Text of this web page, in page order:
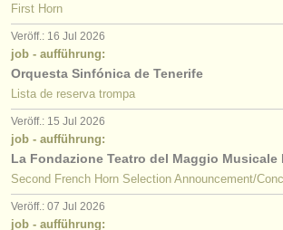
First Horn
Veröff.: 16 Jul 2026
job - aufführung:
Orquesta Sinfónica de Tenerife
Lista de reserva trompa
Veröff.: 15 Jul 2026
job - aufführung:
La Fondazione Teatro del Maggio Musicale
Second French Horn Selection Announcement/
Veröff.: 07 Jul 2026
job - aufführung: